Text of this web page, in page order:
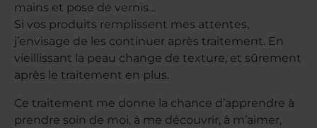
mains et pose de vernis…
Si vos produits remplissent mes attentes,
j’envisage de les continuer après traitement. En
vieillissant la peau change de texture, et sûrement
après le traitement en plus.
Ce traitement me donne la chance d’apprendre à
prendre soin de moi, à me découvrir, à m’aimer,